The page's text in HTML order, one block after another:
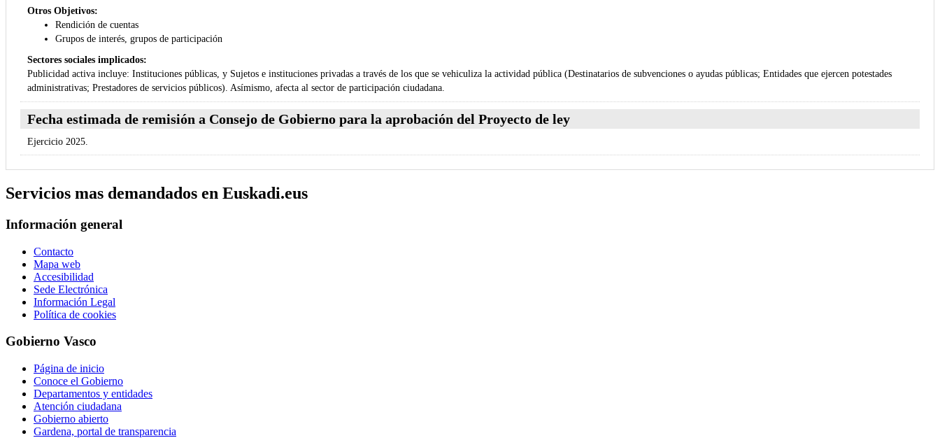
Otros Objetivos:
Rendición de cuentas
Grupos de interés, grupos de participación
Sectores sociales implicados:
Publicidad activa incluye: Instituciones públicas, y Sujetos e instituciones privadas a través de los que se vehiculiza la actividad pública (Destinatarios de subvenciones o ayudas públicas; Entidades que ejercen potestades
administrativas; Prestadores de servicios públicos). Asímismo, afecta al sector de participación ciudadana.
Fecha estimada de remisión a Consejo de Gobierno para la aprobación del Proyecto de ley
Ejercicio 2025.
Servicios mas demandados en Euskadi.eus
Información general
Contacto
Mapa web
Accesibilidad
Sede Electrónica
Información Legal
Política de cookies
Gobierno Vasco
Página de inicio
Conoce el Gobierno
Departamentos y entidades
Atención ciudadana
Gobierno abierto
Gardena, portal de transparencia